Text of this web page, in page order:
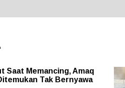
Saat Memancing, Amaq
Tak Bernyawa